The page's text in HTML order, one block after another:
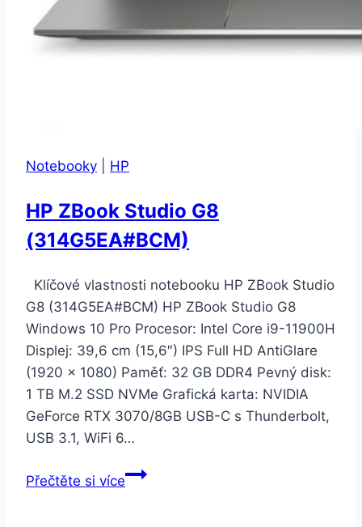
Notebooky HP
HP ZBook Studio G8
(314G5EA#BCM)
Klíčové vlastnosti notebooku HP ZBook Studio
G8 (314G5EA#BCM) HP ZBook Studio G8
Windows 10 Pro Procesor: Intel Core i9-11900H
Displej: 39,6 cm (15,6″) IPS Full HD AntiGlare
(1920 × 1080) Paměť: 32 GB DDR4 Pevný disk:
1 TB M.2 SSD NVMe Grafická karta: NVIDIA
GeForce RTX 3070/8GB USB-C s Thunderbolt,
USB 3.1, WiFi 6…
Přečtěte si víceHP